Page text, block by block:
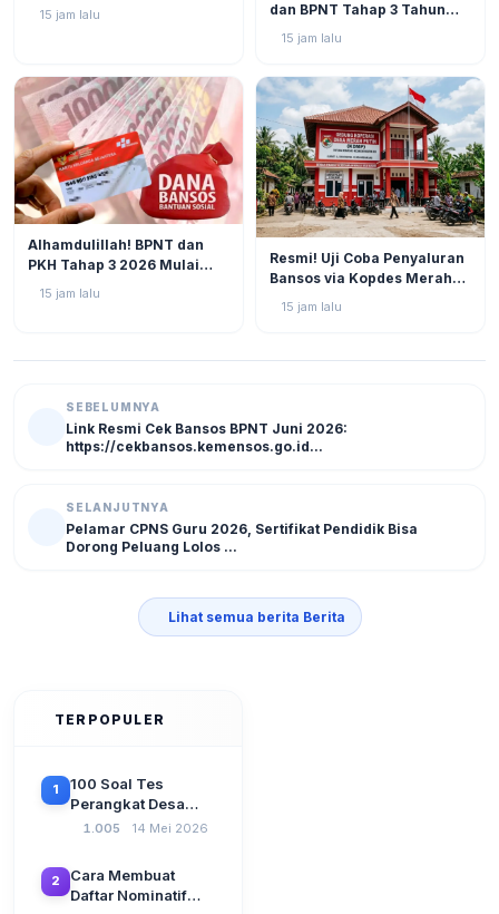
2026 Kian Dekat, Status SPM
Muncul!
15 jam lalu
dan BPNT Tahap 3 Tahun
2026: Progres di Akhir Juli
Semakin Mendekati
15 jam lalu
Alhamdulillah! BPNT dan
PKH Tahap 3 2026 Mulai
Bergulir, Simak Jadwal dan
Status Terbarunya di SIKS-
15 jam lalu
Resmi! Uji Coba Penyaluran
Bansos via Kopdes Merah
2026
15 jam lalu
SEBELUMNYA
Link Resmi Cek Bansos BPNT Juni 2026:
https://cekbansos.kemensos.go.id...
SELANJUTNYA
Pelamar CPNS Guru 2026, Sertifikat Pendidik Bisa
Dorong Peluang Lolos ...
Lihat semua berita Berita
TERPOPULER
1
100 Soal Tes
Perangkat Desa
Terbaru 2026
CAT Berbasis UU
Desa No. 3 Tahun
1.005 14 Mei 2026
2
Cara Membuat
Daftar Nominatif